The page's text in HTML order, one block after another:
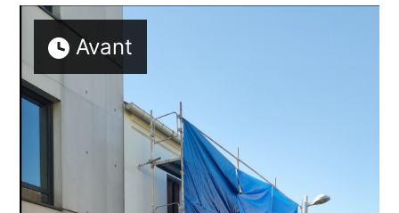
Avant